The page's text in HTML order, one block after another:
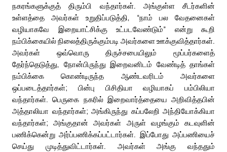
நகரங்களுக்குத் திரும்பி வந்தார்கள். அங்குள்ள சீடர்களின்
உள்ளத்தை அவர்கள் உறுதிப்படுத்தி, “நாம் பல வேதனைகள்
வழியாகவே இறையாட்சிக்கு உட்படவேண்டும்” என்று கூறி
நம்பிக்கையில் நிலைத்திருக்கும்படி அவர்களை ஊக்குவித்தார்கள்.
அவர்கள் ஒவ்வொரு திருச்சபையிலும் மூப்பர்களைத்
தேர்ந்தெடுத்து, நோன்பிருந்து இறைவனிடம் வேண்டித் தாங்கள்
நம்பிக்கை கொண்டிருந்த ஆண்டவரிடம் அவர்களை
ஒப்படைத்தார்கள்; பின்பு பிசிதியா வழியாகப் பம்பிலியா
வந்தார்கள். பெருகை நகரில் இறைவார்த்தையை அறிவித்தபின்
அத்தாலியா வந்தார்கள்; அங்கிருந்து கப்பலேறி அந்தியோக்கியா
வந்தார்கள்; அங்குதான் அவர்கள் அருள் வழங்கும் கடவுளின்
பணிக்கென்று அர்ப்பணிக்கப்பட்டார்கள். இப்போது அப்பணியைச்
செய்து முடித்துவிட்டார்கள். அவர்கள் அங்கு வந்ததும்